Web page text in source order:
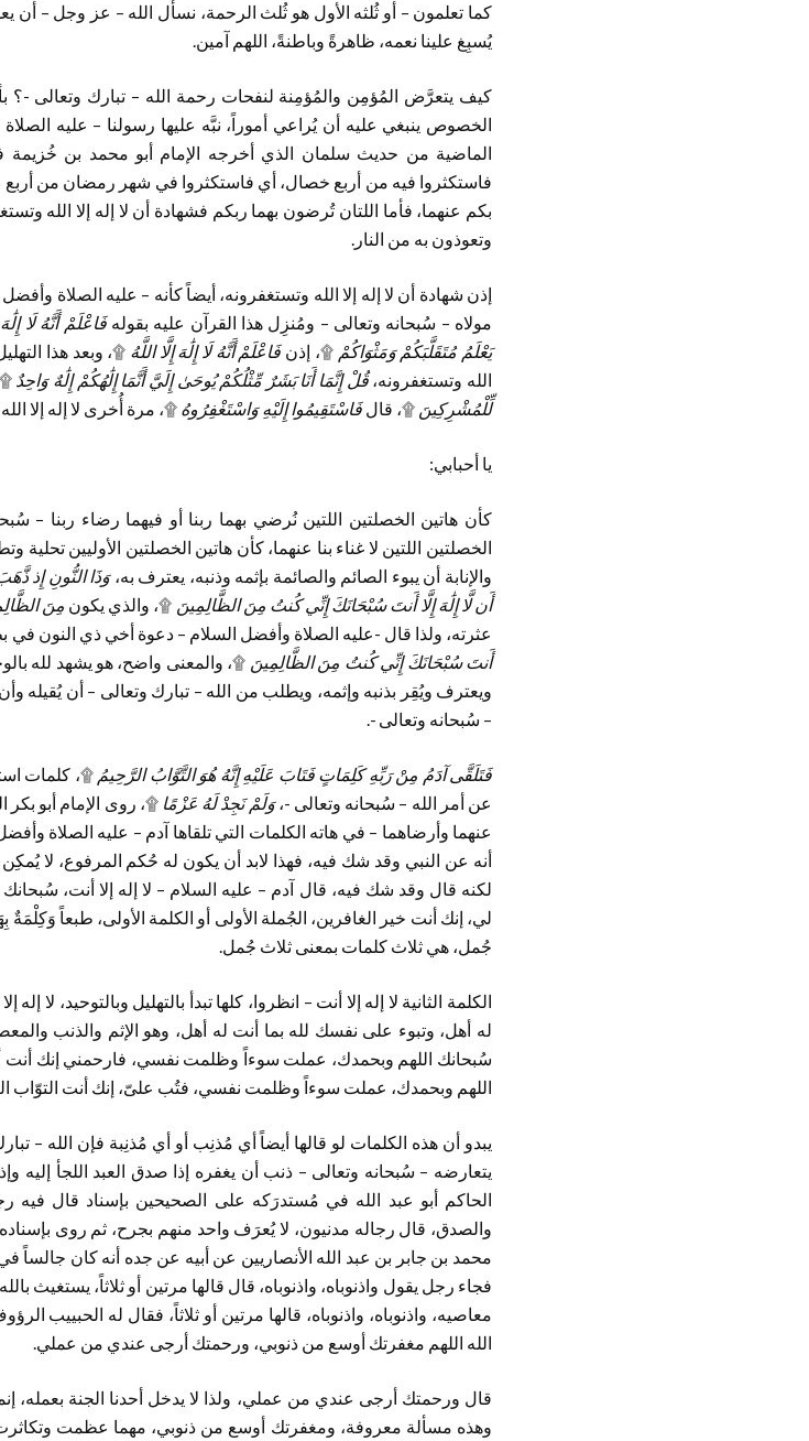
كما تعلمون – أو ثُلثه الأول هو ثُلث الرحمة، نسأل الله – عز وجل – أن
يُسبِغ علينا نعمه، ظاهرةً وباطنةً، اللهم آمين.
كيف يتعرَّض المُؤمِن والمُؤمِنة لنفحات رحمة الله – تبارك وتعالى -
الخصوص ينبغي عليه أن يُراعي أموراً، نبَّه عليها رسولنا – عليه
الماضية من حديث سلمان الذي أخرجه الإمام أبو محمد بن
فاستكثروا فيه من أربع خصال، أي فاستكثروا في شهر رمضان من
بكم عنهما، فأما اللتان تُرضون بهما ربكم فشهادة أن لا إله إلا الله
وتعوذون به من النار.
إذن شهادة أن لا إله إلا الله وتستغفرونه، أيضاً كأنه – عليه الصلاة
مولاه – سُبحانه وتعالى – ومُنزِل هذا القرآن عليه بقولهفَاعْلَمْ أَنَّهُ لَا
يَعْلَمُ مُتَقَلَّبَكُمْ وَمَثْوَاكُمْ۩، إذنفَاعْلَمْ أَنَّهُ لَا إِلَٰهَ إِلَّا اللَّهُ ۩، وبعد هذا
الله وتستغفرونه،قُلْ إِنَّمَا أَنَا بَشَرٌ مِّثْلُكُمْ يُوحَىٰ إِلَيَّ أَنَّمَا إِلَٰهُكُمْ إِلَٰهٌ وَاحِدٌ
لِّلْمُشْرِكِينَ ۩، قالفَاسْتَقِيمُوا إِلَيْهِ وَاسْتَغْفِرُوهُ ۩، مرة أُخرى لا إله إلا
يا أحبابي:
كأن هاتين الخصلتين اللتين نُرضي بهما ربنا أو فيهما رضاء ربنا –
الخصلتين اللتين لا غناء بنا عنهما، كأن هاتين الخصلتين الأوليين تحلية
والإنابة أن يبوء الصائم والصائمة بإثمه وذنبه، يعترف به،وَذَا النُّونِ إِذ
أَن لَّا إِلَٰهَ إِلَّا أَنتَ سُبْحَانَكَ إِنِّي كُنتُ مِنَ الظَّالِمِينَ ۩، والذي يكون مِنَ
عثرته، ولذا قال -عليه الصلاة وأفضل السلام – دعوة أخي ذي النون في
أَنتَ سُبْحَانَكَ إِنِّي كُنتُ مِنَ الظَّالِمِينَ ۩، والمعنى واضح، هو يشهد لله
ويعترف ويُقِر بذنبه وإثمه، ويطلب من الله – تبارك وتعالى – أن يُقيله
– سُبحانه وتعالى -.
فَتَلَقَّى آدَمُ مِنْ رَبِّهِ كَلِمَاتٍ فَتَابَ عَلَيْهِ إِنَّهُ هُوَ التَّوَّابُ الرَّحِيمُ۩، كلمات
عن أمر الله – سُبحانه وتعالى -،وَلَمْ نَجِدْ لَهُ عَزْمًا۩، روى الإمام أبو
عنهما وأرضاهما – في هاته الكلمات التي تلقاها آدم – عليه الصلاة
أنه عن النبي وقد شك فيه، فهذا لابد أن يكون له حُكم المرفوع، لا
لكنه قال وقد شك فيه، قال آدم – عليه السلام – لا إله إلا أنت،
لي، إنك أنت خير الغافرين، الجُملة الأولى أو الكلمة الأولى، طبعاً
جُمل، هي ثلاث كلمات بمعنى ثلاث جُمل.
الكلمة الثانية لا إله إلا أنت – انظروا، كلها تبدأ بالتهليل وبالتوحيد، لا
له أهل، وتبوء على نفسك لله بما أنت له أهل، وهو الإثم والذنب
سُبحانك اللهم وبحمدك، عملت سوءاً وظلمت نفسي، فارحمني إنك أنت
اللهم وبحمدك، عملت سوءاً وظلمت نفسي، فتُب علىّ، إنك أنت التوّاب
يبدو أن هذه الكلمات لو قالها أيضاً أي مُذنِب أو أي مُذنِبة فإن الله –
يتعارضه – سُبحانه وتعالى – ذنب أن يغفره إذا صدق العبد اللجأ إليه
الحاكم أبو عبد الله في مُستدرَكه على الصحيحين بإسناد قال فيه
والصدق، قال رجاله مدنيون، لا يُعرَف واحد منهم بجرح، ثم روى
محمد بن جابر بن عبد الله الأنصاريين عن أبيه عن جده أنه كان
فجاء رجل يقول واذنوباه، واذنوباه، قال قالها مرتين أو ثلاثاً، يستغيث
معاصيه، واذنوباه، واذنوباه، قالها مرتين أو ثلاثاً، فقال له الحبييب
الله اللهم مغفرتك أوسع من ذنوبي، ورحمتك أرجى عندي من عملي.
قال ورحمتك أرجى عندي من عملي، ولذا لا يدخل أحدنا الجنة بعمله،
وهذه مسألة معروفة، ومغفرتك أوسع من ذنوبي، مهما عظمت وتكاثرت